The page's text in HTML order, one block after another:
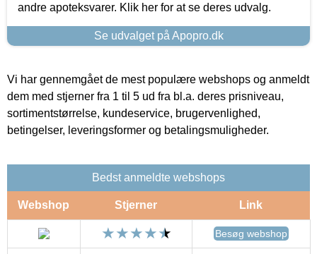
andre apoteksvarer. Klik her for at se deres udvalg.
Se udvalget på Apopro.dk
Vi har gennemgået de mest populære webshops og anmeldt
dem med stjerner fra 1 til 5 ud fra bl.a. deres prisniveau,
sortimentstørrelse, kundeservice, brugervenlighed,
betingelser, leveringsformer og betalingsmuligheder.
Bedst anmeldte webshops
Webshop Stjerner Link
Besøg webshop